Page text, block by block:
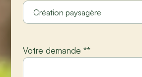
Votre demande **